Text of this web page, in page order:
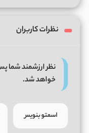
نظرات کاربران
نظر ارزشمند شما
خواهد شد.